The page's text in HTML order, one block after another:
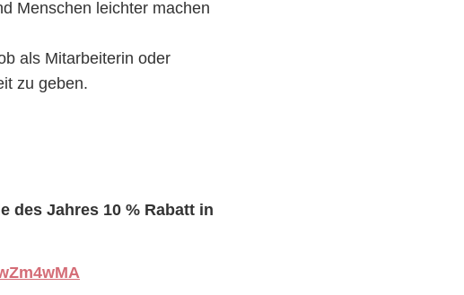
Menschen leichter machen
als Mitarbeiterin oder
zu geben.
des Jahres 10 % Rabatt in